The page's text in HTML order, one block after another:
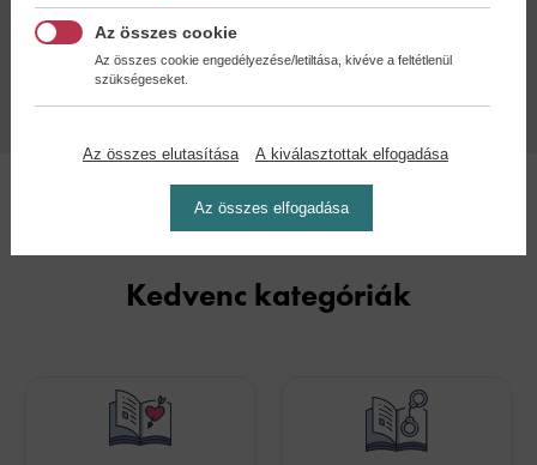
puha kötés
192
Kiadás dátuma:
2026
Kedvenc kategóriák
Az összes cookie
Az összes cookie engedélyezése/letiltása, kivéve a feltétlenül
szükségeseket.
Az összes elutasítása A kiválasztottak elfogadása
Az összes elfogadása